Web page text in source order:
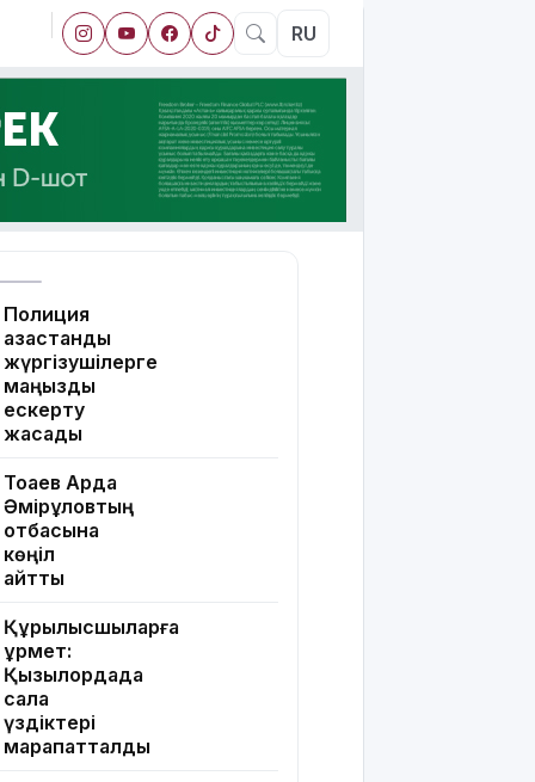
RU
Полиция
қазақстандық
жүргізушілерге
маңызды
ескерту
жасады
Тоқаев Ардақ
Әмірқұловтың
отбасына
көңіл
айтты
Құрылысшыларға
құрмет:
Қызылордада
сала
үздіктері
марапатталды